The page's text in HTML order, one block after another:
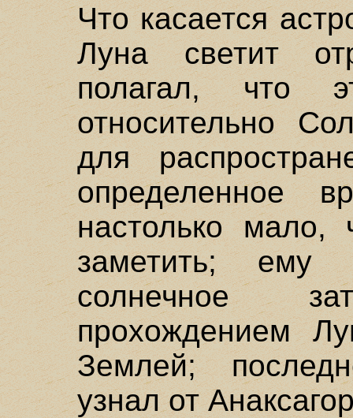
Что касается
Луна светит
полагал, что
относительно
для
определенное
настолько
заметить; ему
солнечное
прохождением
Землей;
узнал от